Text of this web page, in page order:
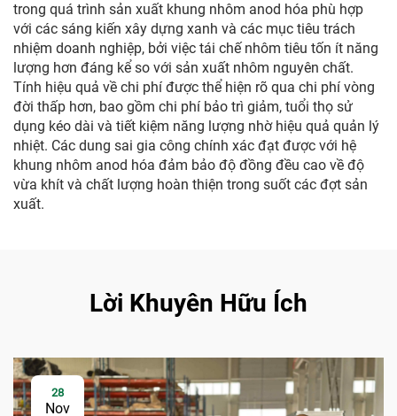
trong quá trình sản xuất khung nhôm anod hóa phù hợp
với các sáng kiến xây dựng xanh và các mục tiêu trách
nhiệm doanh nghiệp, bởi việc tái chế nhôm tiêu tốn ít năng
lượng hơn đáng kể so với sản xuất nhôm nguyên chất.
Tính hiệu quả về chi phí được thể hiện rõ qua chi phí vòng
đời thấp hơn, bao gồm chi phí bảo trì giảm, tuổi thọ sử
dụng kéo dài và tiết kiệm năng lượng nhờ hiệu quả quản lý
nhiệt. Các dung sai gia công chính xác đạt được với hệ
khung nhôm anod hóa đảm bảo độ đồng đều cao về độ
vừa khít và chất lượng hoàn thiện trong suốt các đợt sản
xuất.
Lời Khuyên Hữu Ích
28
Nov